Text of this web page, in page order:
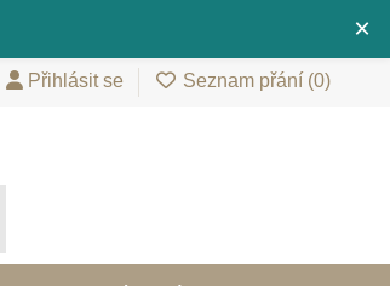
×
Přihlásit se Seznam přání (0)